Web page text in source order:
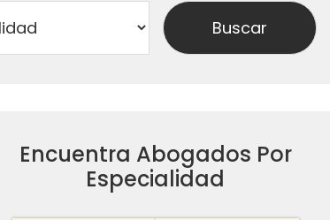
Encuentra Abogados Por
Especialidad